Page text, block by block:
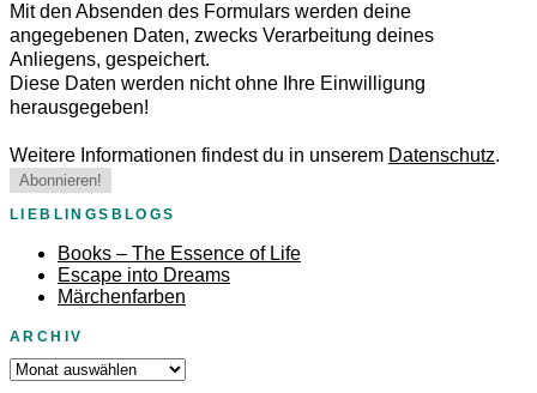
Mit den Absenden des Formulars werden deine
angegebenen Daten, zwecks Verarbeitung deines
Anliegens, gespeichert.
Diese Daten werden nicht ohne Ihre Einwilligung
herausgegeben!
Weitere Informationen findest du in unserem Datenschutz.
LIEBLINGSBLOGS
Books – The Essence of Life
Escape into Dreams
Märchenfarben
ARCHIV
Archiv